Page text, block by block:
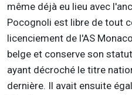
même déjà eu lieu avec
Pocognoli est libre de tout
licenciement de l'AS
belge et conserve son
ayant décroché le titre
dernière. Il avait ensuite